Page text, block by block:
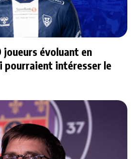
évoluant en
pourraient intéresser le